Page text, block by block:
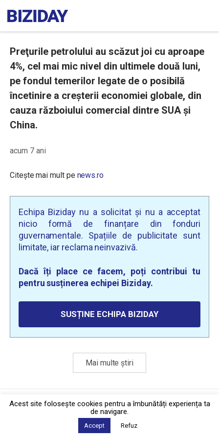
Preţurile petrolului au scăzut joi cu aproape
4%, cel mai mic nivel din ultimele două luni,
pe fondul temerilor legate de o posibilă
încetinire a creşterii economiei globale, din
cauza războiului comercial dintre SUA şi
China.
acum 7 ani
Citește mai mult pe news.ro
Echipa Biziday nu a solicitat și nu a acceptat
nicio formă de finanțare din fonduri
guvernamentale. Spațiile de publicitate sunt
limitate, iar reclama neinvazivă.
Dacă îți place ce facem, poți contribui tu
pentru susținerea echipei Biziday.
SUSȚINE ECHIPA BIZIDAY
Mai multe știri
Politica de confidențialitate·Contact
2026 © Biziday
Acest site foloseşte cookies pentru a îmbunătăți experiența ta
de navigare.
Accept Refuz